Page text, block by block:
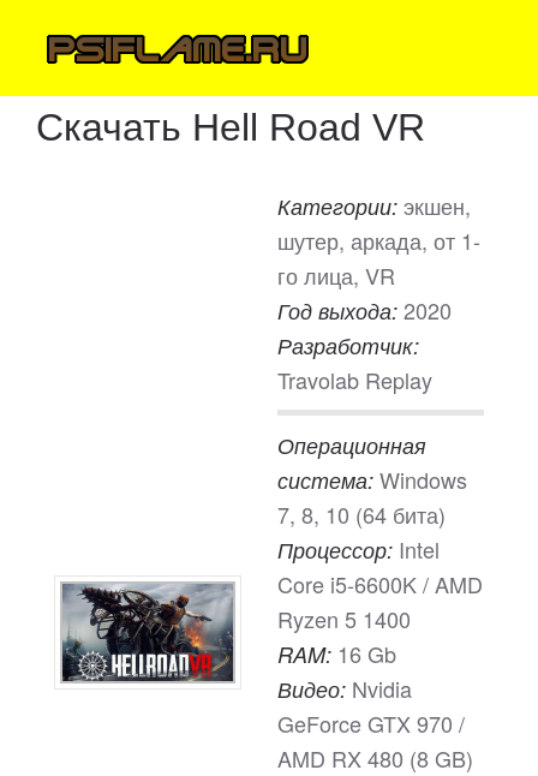
Скачать Hell Road VR
Категории: экшен,
шутер, аркада, от 1-
го лица, VR
Год выхода: 2020
Разработчик:
Travolab Replay
Операционная
система: Windows
7, 8, 10 (64 бита)
Процессор: Intel
Core i5-6600K / AMD
Ryzen 5 1400
RAM: 16 Gb
Видео: Nvidia
GeForce GTX 970 /
AMD RX 480 (8 GB)